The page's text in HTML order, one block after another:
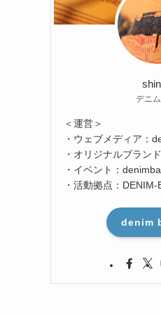
デニ
＜運営＞
・ウェブメディア：
・オリジナルブラン
・イベント：
・活動拠点：DENIM-
denim